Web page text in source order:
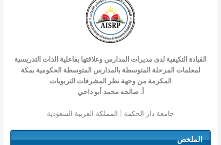
القيادة التكيفية لدى مديرات المدارس وعلاقتها بفاعلية الذات التدريسية
لمعلمات المرحلة المتوسطة بالمدارس المتوسطة الحكومية بمكة
المكرمة من وجهة نظر المشرفات التربويات
أ. صالحه محمد أبو داحي
جامعة دار الحكمة | المملكة العربية السعودية
الملخص